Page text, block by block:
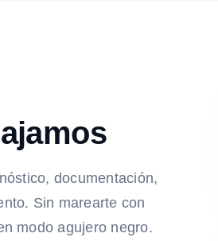
documentación,
Sin marearte con
modo agujero negro.